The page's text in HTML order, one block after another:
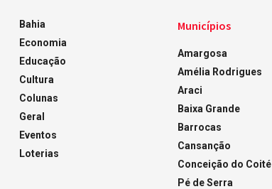
Bahia
Economia
Educação
Cultura
Colunas
Geral
Eventos
Loterias
Municípios
Amargosa
Amélia Rodrigues
Araci
Baixa Grande
Barrocas
Cansanção
Conceição do Coité
Pé de Serra